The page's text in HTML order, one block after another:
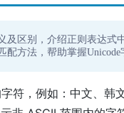
及区别，介绍正则表达式
方法，帮助掌握Unicode
符，例如：中文、韩